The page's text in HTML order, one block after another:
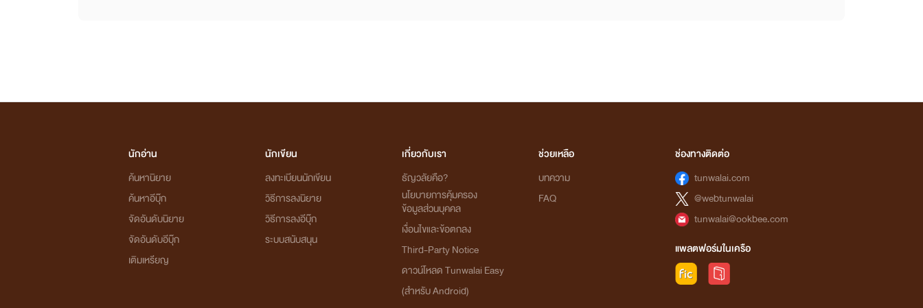
นักอ่าน
ค้นหานิยาย
ค้นหาอีบุ๊ก
จัดอันดับนิยาย
จัดอันดับอีบุ๊ก
เติมเหรียญ
นักเขียน
ลงทะเบียนนักเขียน
วิธีการลงนิยาย
วิธีการลงอีบุ๊ก
ระบบสนับสนุน
เกี่ยวกับเรา
ธัญวลัยคือ?
นโยบายการคุ้มครอง
ข้อมูลส่วนบุคคล
เงื่อนไขและข้อตกลง
Third-Party Notice
ดาวน์โหลด Tunwalai Easy
(สำหรับ Android)
ช่วยเหลือ
บทความ
FAQ
ช่องทางติดต่อ
tunwalai.com
@webtunwalai
tunwalai@ookbee.com
แพลตฟอร์มในเครือ